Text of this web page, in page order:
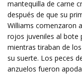
mantequilla de carne
después de que su
Williams comenzaron
rojos juveniles al bote
mientras tiraban de
su suerte. Los peces
anzuelos fueron